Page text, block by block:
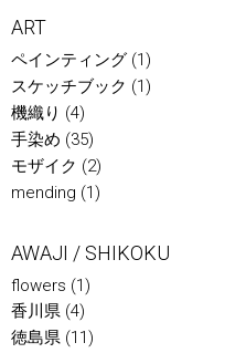
ART
ペインティング (1)
スケッチブック (1)
機織り (4)
手染め (35)
モザイク (2)
mending (1)
AWAJI / SHIKOKU
flowers (1)
香川県 (4)
徳島県 (11)